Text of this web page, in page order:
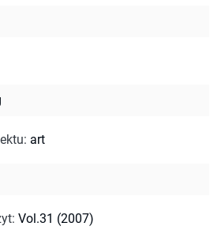
: art
: Vol.31 (2007)